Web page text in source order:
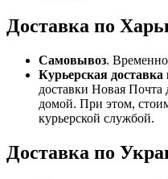
Доставка по
Самовывоз.
Курьерская доставка
доставки Новая
домой. При этом,
курьерской службой.
Доставка по